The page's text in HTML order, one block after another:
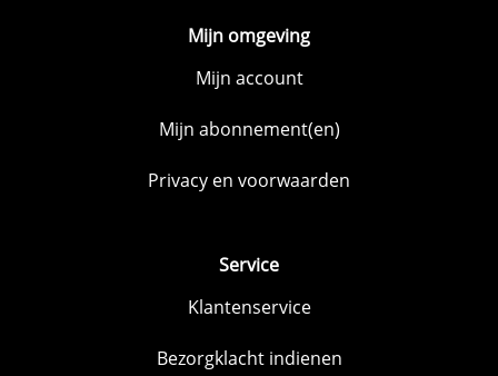
Mijn omgeving
Mijn account
Mijn abonnement(en)
Privacy en voorwaarden
Service
Klantenservice
Bezorgklacht indienen